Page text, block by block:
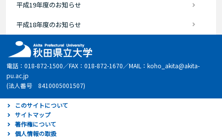
平成19年度のお知らせ
平成18年度のお知らせ
電話：018-872-1500／FAX：018-872-1670／MAIL：koho_akita@akita-
pu.ac.jp
(法人番号 8410005001507)
このサイトについて
サイトマップ
著作権について
個人情報の取扱